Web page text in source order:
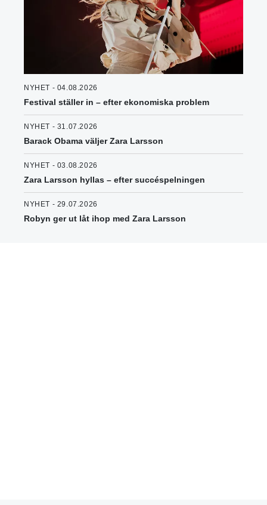
NYHET - 04.08.2026
Festival ställer in – efter ekonomiska problem
NYHET - 31.07.2026
Barack Obama väljer Zara Larsson
NYHET - 03.08.2026
Zara Larsson hyllas – efter succéspelningen
NYHET - 29.07.2026
Robyn ger ut låt ihop med Zara Larsson